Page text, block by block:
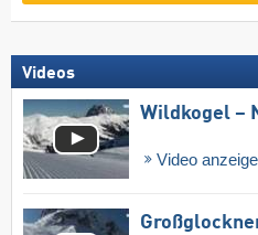
Videos
Wildkogel –
Video